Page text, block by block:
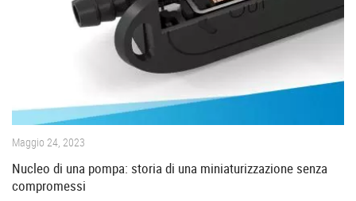
Maggio 24, 2023
Nucleo di una pompa: storia di una miniaturizzazione senza
compromessi